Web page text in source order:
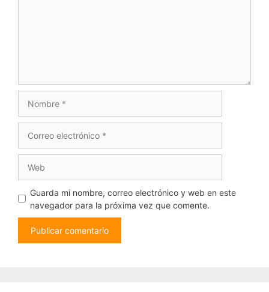
electrónico
Guarda mi nombre, correo electrónico y web en este
navegador para la próxima vez que comente.